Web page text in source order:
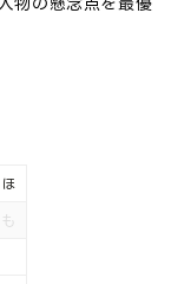
ほ
も